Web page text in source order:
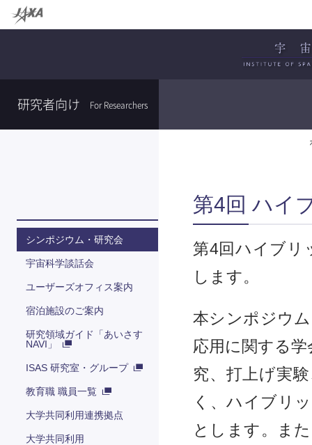
研究者向け For Researchers
第4回 ハイ
第4回ハイブリ
します。
本シンポジウ
応用に関する
究、打上げ実
く、ハイブリ
とします。ま
シンポジウム・研究会
宇宙科学談話会
ユーザーズオフィス案内
宿泊施設のご案内
研究領域ガイド「あいさす
NAVI」
ISAS 研究室・グループ
教育職 職員一覧
大学共同利用連携拠点
大学共同利用